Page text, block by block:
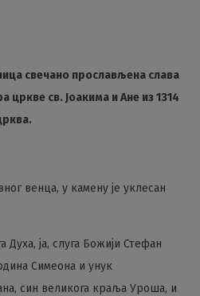
свечано прослављена слава
цркве св. Јоакима и Ане из 1314
венца, у камену је уклесан
ја, слуга Божији Стефан
Симеона и унук
син великога краља Уроша, и